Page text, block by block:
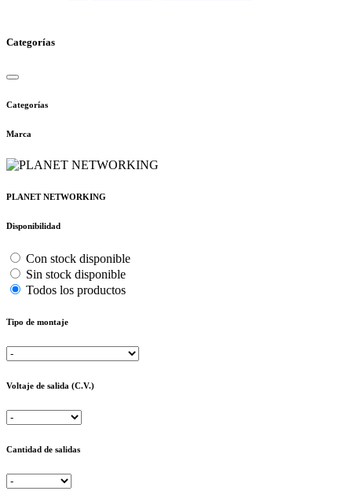
Categorías
Categorías
Marca
PLANET NETWORKING
Disponibilidad
Con stock disponible
Sin stock disponible
Todos los productos
Tipo de montaje
Voltaje de salida (C.V.)
Cantidad de salidas